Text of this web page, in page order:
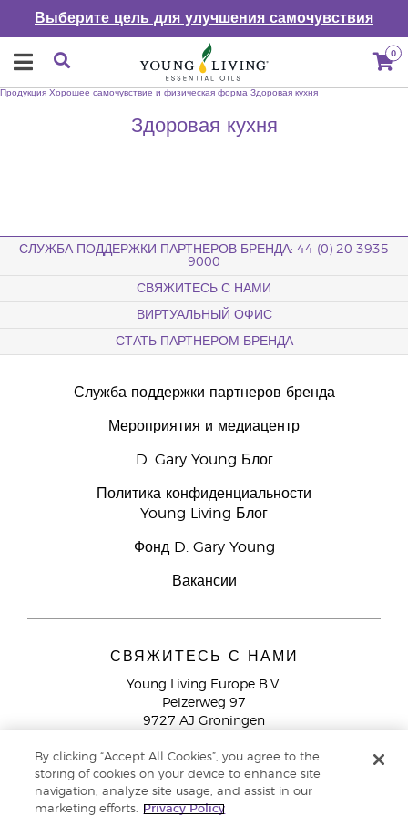
Выберите цель для улучшения самочувствия
0
Здоровая кухня
Продукция Хорошее самочувствие и физическая форма Здоровая кухня
СЛУЖБА ПОДДЕРЖКИ ПАРТНЕРОВ БРЕНДА: 44 (0) 20 3935
9000
СВЯЖИТЕСЬ С НАМИ
ВИРТУАЛЬНЫЙ ОФИС
СТАТЬ ПАРТНЕРОМ БРЕНДА
Служба поддержки партнеров бренда
Мероприятия и медиацентр
D. Gary Young Блог
Политика конфиденциальности
Young Living Блог
Фонд D. Gary Young
Вакансии
СВЯЖИТЕСЬ С НАМИ
Young Living Europe B.V.
Peizerweg 97
9727 AJ Groningen
Служба поддержки партнеров бренда
+44 (0) 20 3935
By clicking “Accept All Cookies”, you agree to the
storing of cookies on your device to enhance site
navigation, analyze site usage, and assist in our
marketing efforts.
Privacy Policy